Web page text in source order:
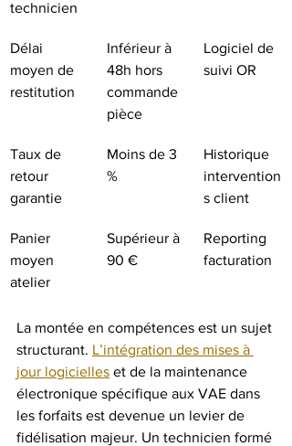
technicien
Délai
moyen de
restitution
Inférieur à
48h hors
commande
pièce
Logiciel de
suivi OR
Taux de
retour
garantie
Moins de 3
%
Historique
intervention
s client
Panier
moyen
atelier
Supérieur à
90 €
Reporting
facturation
La montée en compétences est un sujet
structurant. L’intégration des mises à
jour logicielles et de la maintenance
électronique spécifique aux VAE dans
les forfaits est devenue un levier de
fidélisation majeur. Un technicien formé